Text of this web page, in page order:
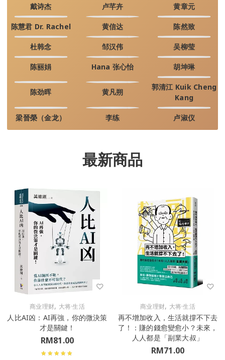
戴诗杰 卢芊卉 黄章元
陈慧君 Dr. Rachel 黄信达 陈然致
杜韩念 邹汉伟 吴柳莹
陈丽娟 Hana 张心怡 胡坤琳
陈劲晖 黄凡朔
郭清江 Kuik Cheng
Kang
梁晉榮（金龙） 李练 卢淑仪
最新商品
商业理财, 大将·生活
人比AI凶：AI再強，你的微決策
才是關鍵！
RM81.00
商业理财, 大将·生活
再不增加收入，生活就撐不下去
了！：賺的錢愈變愈小？未來，
人人都是「副業大叔」
RM71.00